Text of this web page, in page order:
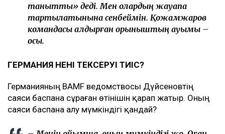
танытты» деді. Мен олардың жауапқа
тартылатынына сенбеймін. Қожамжаров
командасы қалдырған қорқыныштың ауқымы –
осы.
ГЕРМАНИЯ НЕНІ ТЕКСЕРУІ ТИІС?
Германияның BAMF ведомствосы Дүйсеновтің
саяси баспана сұраған өтінішін қарап жатыр. Оның
саяси баспана алу мүмкіндігі қандай?